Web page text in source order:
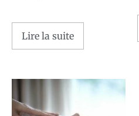
Lire la suite